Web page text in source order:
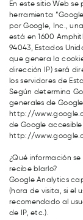
En este sitio Web
herramienta
por Google, Inc.,
está en 1600
94043, Estados
que genera la
dirección IP) será
los servidores de
Según determina
generales de
http://
de Google accesible
http://
¿Qué información
recibe blarlo?
Google Analytics
(hora de visita, si el
recomendado al
de IP, etc.).